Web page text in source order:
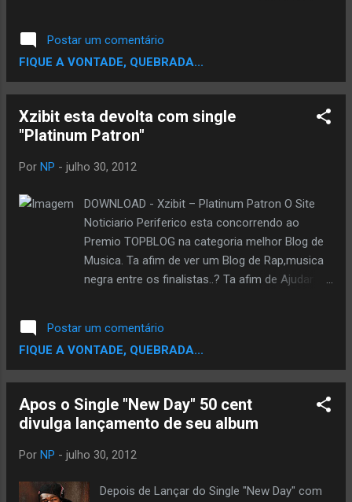
www.flickr.com/photos/comunicacaoccj/
São Paulo, julho de 2012 – O Centro Cultural
da Juventude Ruth Cardoso está no roteiro
das Periferias, no mês de agosto.
Organizado pela Ação Educativa, Centro
Cultural da Espanha em São Paulo e Centro
exibir e discutir a cultura das periferias, com
foco na produção artística, sua qualidade e
originalidade e não apenas os aspectos
sociais a ela relacionados. As atividades
percorrerão mais de 30 espaços culturais da
CCJ, e acontece de 21 a 26 de agosto. ...
Postar um comentário
FIQUE A VONTADE, QUEBRADA...
Xzibit esta devolta com single
"Platinum Patron"
Por NP - julho 30, 2012
DOWNLOAD - Xzibit – Platinum Patron O Site
Noticiario Periferico esta concorrendo ao
Premio TOPBLOG na categoria melhor Blog de
Musica. Ta afim de ver um Blog de Rap,musica
negra entre os finalistas..? Ta afim de Ajudar ..?
e Vota pra Fortalecer a Corrente. VOTE AQUI
Postar um comentário
FIQUE A VONTADE, QUEBRADA...
Apos o Single "New Day" 50 cent
divulga lançamento de seu album
Por NP - julho 30, 2012
Depois de Lançar do Single "New Day" com